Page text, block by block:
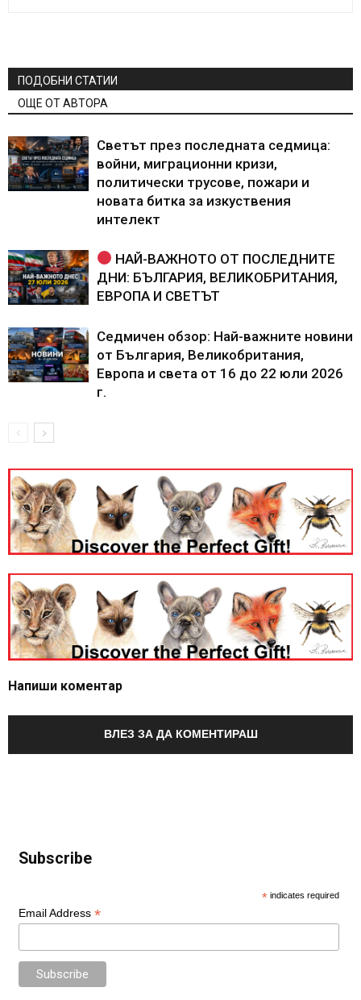
ПОДОБНИ СТАТИИ
ОЩЕ ОТ АВТОРА
Светът през последната седмица:
войни, миграционни кризи,
политически трусове, пожари и
новата битка за изкуствения
интелект
НАЙ-ВАЖНОТО ОТ ПОСЛЕДНИТЕ
ДНИ: БЪЛГАРИЯ, ВЕЛИКОБРИТАНИЯ,
ЕВРОПА И СВЕТЪТ
Седмичен обзор: Най-важните новини
от България, Великобритания,
Европа и света от 16 до 22 юли 2026
г.
Напиши коментар
ВЛЕЗ ЗА ДА КОМЕНТИРАШ
Subscribe
* indicates required
Email Address *